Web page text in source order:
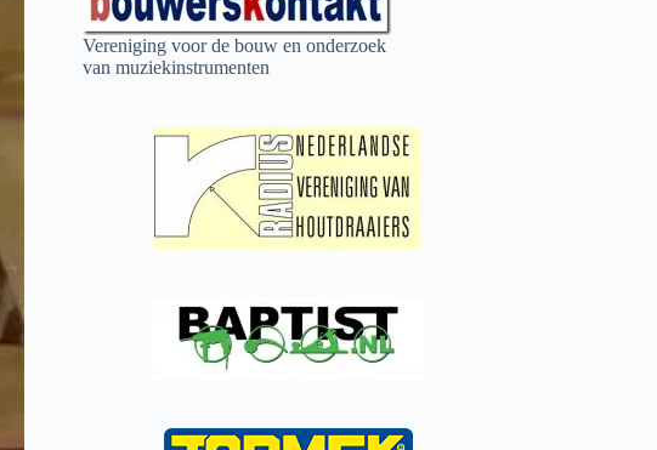
Vereniging voor de bouw en onderzoek
van muziekinstrumenten